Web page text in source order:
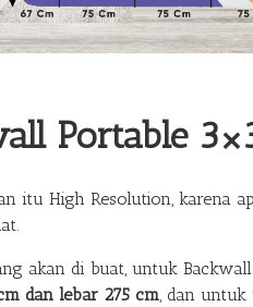
Portable
itu High Resolution, karena
akan di buat, untuk
dan lebar 275 cm, dan untuk